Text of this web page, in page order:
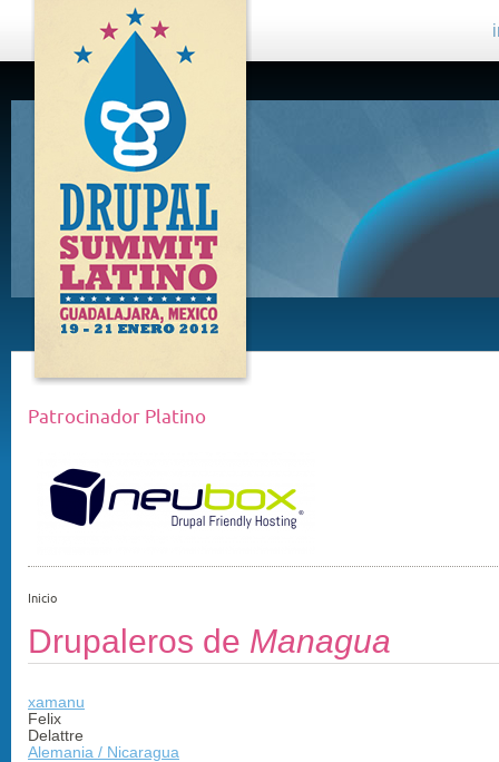
DRUPAL
SUMMIT
LATINO,
GUADALAJARA
2012
Patrocinador Platino
Inicio
Drupaleros de Managua
xamanu
Felix
Delattre
Alemania / Nicaragua